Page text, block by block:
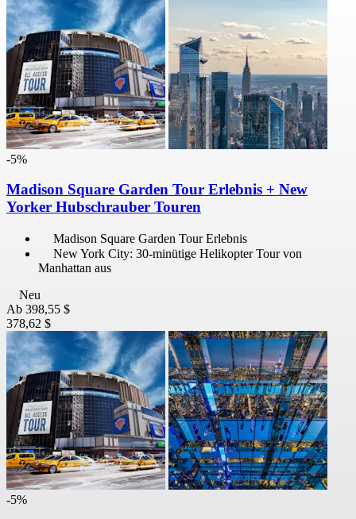
-5%
Madison Square Garden Tour Erlebnis + New
Yorker Hubschrauber Touren
Madison Square Garden Tour Erlebnis
New York City: 30-minütige Helikopter Tour von
Manhattan aus
Neu
Ab 398,55 $
378,62 $
-5%